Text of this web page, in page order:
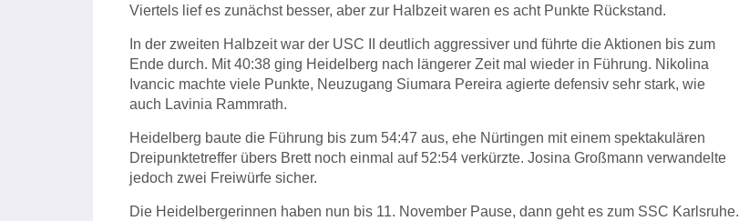
Viertels lief es zunächst besser, aber zur Halbzeit waren es acht Punkte Rückstand.
In der zweiten Halbzeit war der USC II deutlich aggressiver und führte die Aktionen bis zum
Ende durch. Mit 40:38 ging Heidelberg nach längerer Zeit mal wieder in Führung. Nikolina
Ivancic machte viele Punkte, Neuzugang Siumara Pereira agierte defensiv sehr stark, wie
auch Lavinia Rammrath.
Heidelberg baute die Führung bis zum 54:47 aus, ehe Nürtingen mit einem spektakulären
Dreipunktetreffer übers Brett noch einmal auf 52:54 verkürzte. Josina Großmann verwandelte
jedoch zwei Freiwürfe sicher.
Die Heidelbergerinnen haben nun bis 11. November Pause, dann geht es zum SSC Karlsruhe.